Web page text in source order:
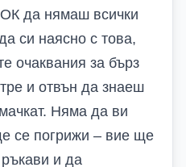
да нямаш всички
си наясно с това,
очаквания за бърз
и отвън да знаеш
Няма да ви
се погрижи – вие ще
и да